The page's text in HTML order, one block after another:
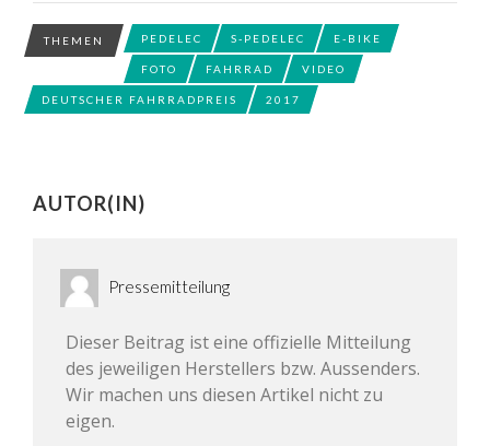
THEMEN PEDELEC S-PEDELEC E-BIKE
FOTO FAHRRAD VIDEO
DEUTSCHER FAHRRADPREIS 2017
AUTOR(IN)
Pressemitteilung
Dieser Beitrag ist eine offizielle Mitteilung
des jeweiligen Herstellers bzw. Aussenders.
Wir machen uns diesen Artikel nicht zu
eigen.